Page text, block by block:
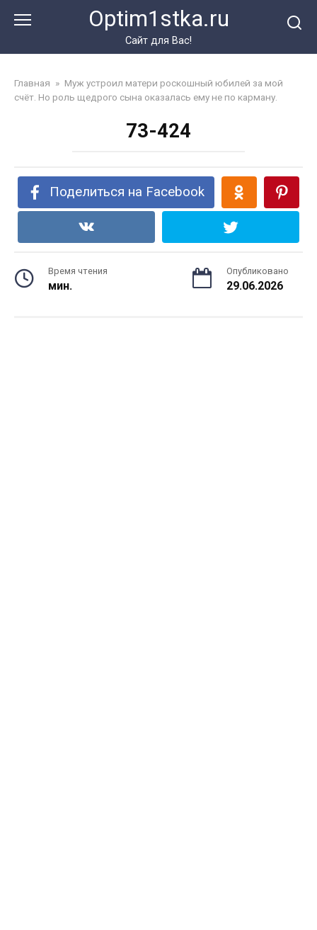
Optim1stka.ru
Сайт для Вас!
Главная » Муж устроил матери роскошный юбилей за мой
счёт. Но роль щедрого сына оказалась ему не по карману.
73-424
Поделиться на Facebook
Время чтения
мин.
Опубликовано
29.06.2026